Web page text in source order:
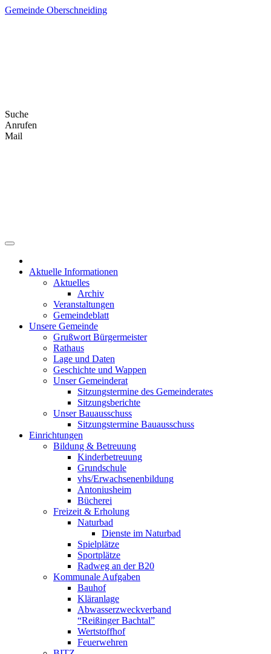
Skip
Gemeinde Oberschneiding
Suche
Anrufen
Mail
Aktuelle Informationen
Aktuelles
Archiv
Veranstaltungen
Gemeindeblatt
Unsere Gemeinde
Grußwort Bürgermeister
Rathaus
Lage und Daten
Geschichte und Wappen
Unser Gemeinderat
Sitzungstermine des Gemeinderates
Sitzungsberichte
Unser Bauausschuss
Sitzungstermine Bauausschuss
Einrichtungen
Bildung & Betreuung
Kinderbetreuung
Grundschule
vhs/Erwachsenenbildung
Antoniusheim
Bücherei
Freizeit & Erholung
Naturbad
Dienste im Naturbad
Spielplätze
Sportplätze
Radweg an der B20
Kommunale Aufgaben
Bauhof
Kläranlage
Abwasserzweckverband
“Reißinger Bachtal”
Wertstoffhof
Feuerwehren